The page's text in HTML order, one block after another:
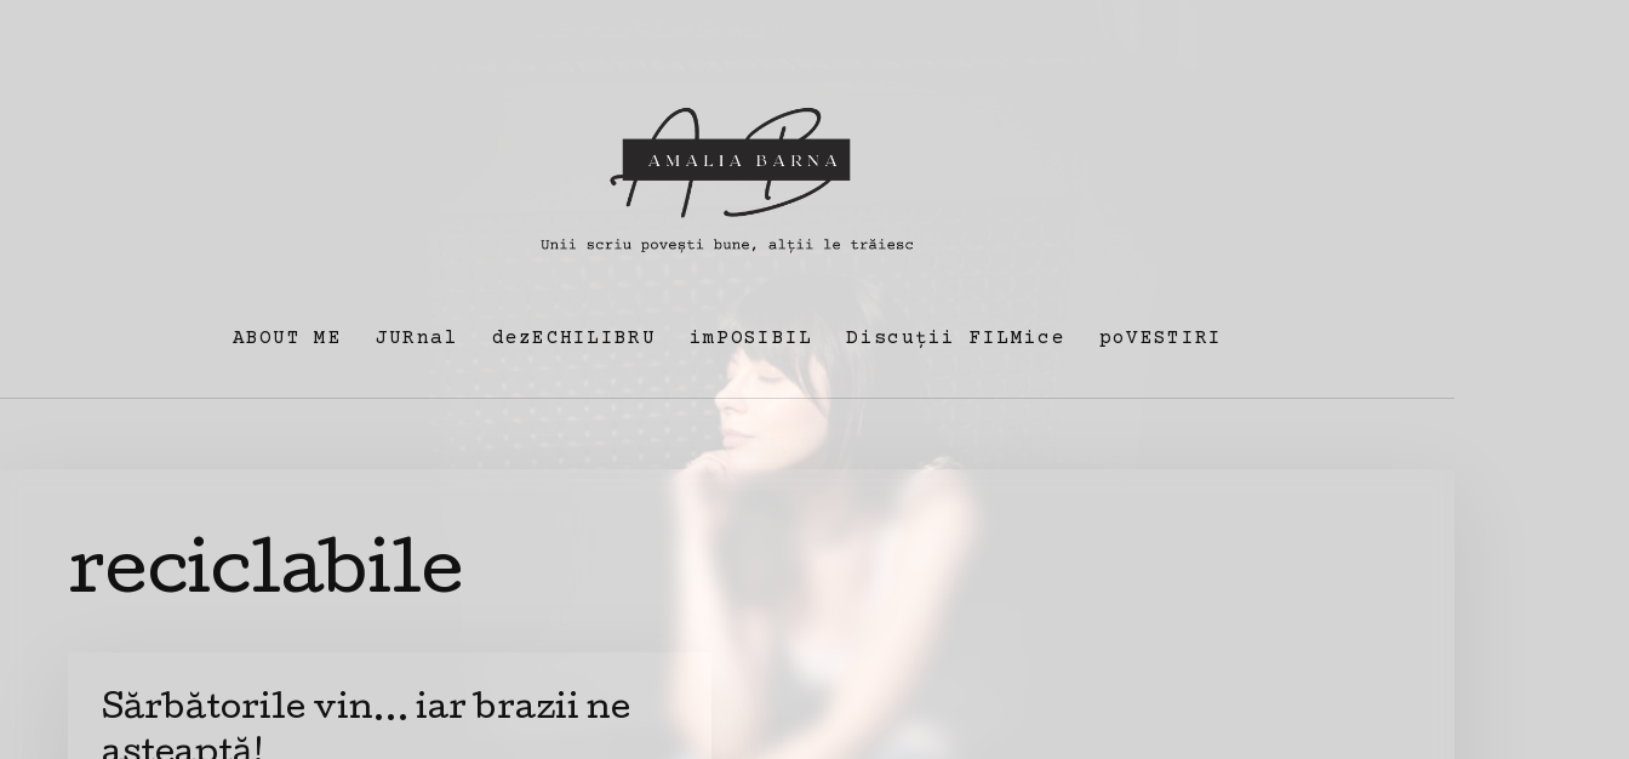
ABOUT ME JURnal dezECHILIBRU imPOSIBIL Discuții FILMice poVESTIRI
reciclabile
Sărbătorile vin… iar brazii ne